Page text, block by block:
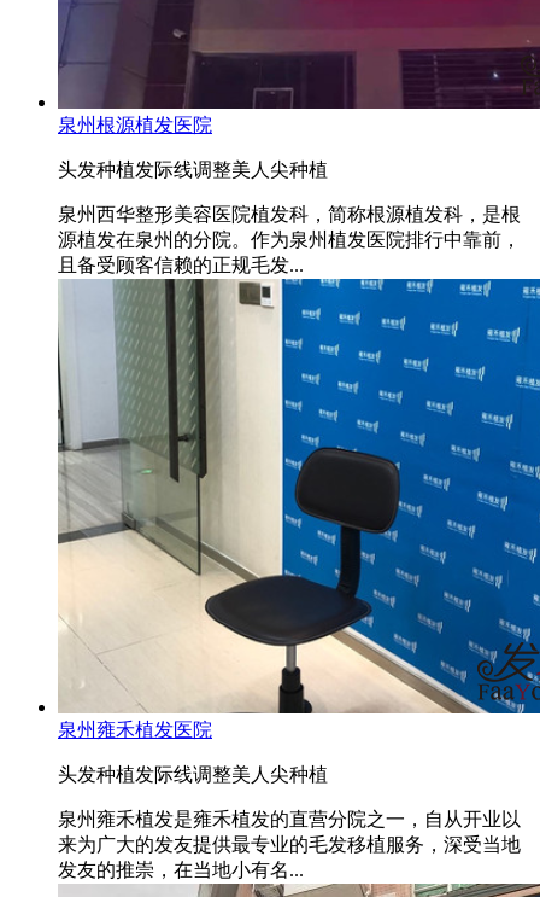
泉州根源植发医院
头发种植发际线调整美人尖种植
泉州西华整形美容医院植发科，简称根源植发科，是根
源植发在泉州的分院。作为泉州植发医院排行中靠前，
且备受顾客信赖的正规毛发...
泉州雍禾植发医院
头发种植发际线调整美人尖种植
泉州雍禾植发是雍禾植发的直营分院之一，自从开业以
来为广大的发友提供最专业的毛发移植服务，深受当地
发友的推崇，在当地小有名...